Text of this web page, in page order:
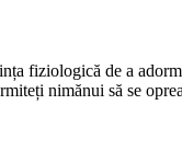
fiziologică de a
nimănui să se